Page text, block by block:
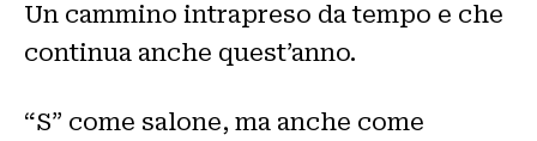
Un cammino intrapreso da tempo e che
continua anche quest’anno.
“S” come salone, ma anche come